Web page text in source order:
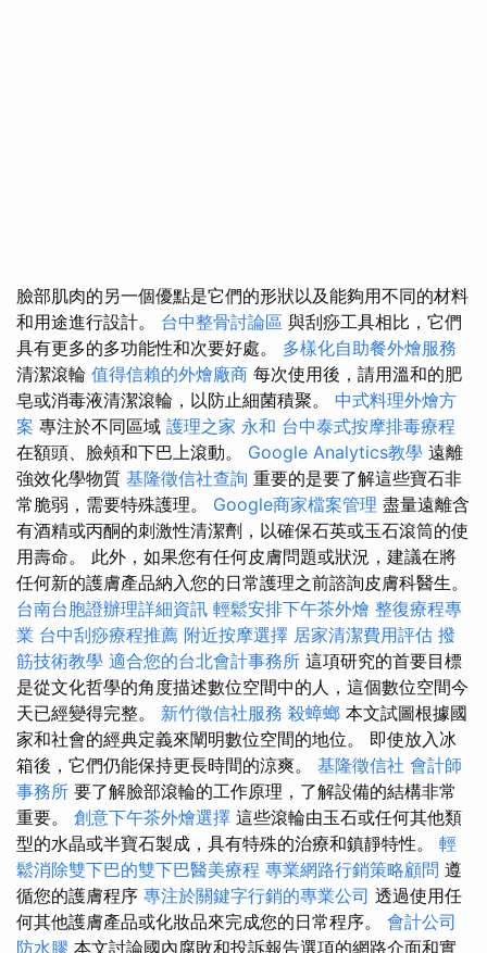
臉部肌肉的另一個優點是它們的形狀以及能夠用不同的材料
和用途進行設計。 台中整骨討論區 與刮痧工具相比，它們
具有更多的多功能性和次要好處。 多樣化自助餐外燴服務
清潔滾輪 值得信賴的外燴廠商 每次使用後，請用溫和的肥
皂或消毒液清潔滾輪，以防止細菌積聚。 中式料理外燴方
案 專注於不同區域 護理之家 永和 台中泰式按摩排毒療程
在額頭、臉頰和下巴上滾動。 Google Analytics教學 遠離
強效化學物質 基隆徵信社查詢 重要的是要了解這些寶石非
常脆弱，需要特殊護理。 Google商家檔案管理 盡量遠離含
有酒精或丙酮的刺激性清潔劑，以確保石英或玉石滾筒的使
用壽命。 此外，如果您有任何皮膚問題或狀況，建議在將
任何新的護膚產品納入您的日常護理之前諮詢皮膚科醫生。
台南台胞證辦理詳細資訊 輕鬆安排下午茶外燴 整復療程專
業 台中刮痧療程推薦 附近按摩選擇 居家清潔費用評估 撥
筋技術教學 適合您的台北會計事務所 這項研究的首要目標
是從文化哲學的角度描述數位空間中的人，這個數位空間今
天已經變得完整。 新竹徵信社服務 殺蟑螂 本文試圖根據國
家和社會的經典定義來闡明數位空間的地位。 即使放入冰
箱後，它們仍能保持更長時間的涼爽。 基隆徵信社 會計師
事務所 要了解臉部滾輪的工作原理，了解設備的結構非常
重要。 創意下午茶外燴選擇 這些滾輪由玉石或任何其他類
型的水晶或半寶石製成，具有特殊的治療和鎮靜特性。 輕
鬆消除雙下巴的雙下巴醫美療程 專業網路行銷策略顧問 遵
循您的護膚程序 專注於關鍵字行銷的專業公司 透過使用任
何其他護膚產品或化妝品來完成您的日常程序。 會計公司
防水膠 本文討論國內腐敗和投訴報告選項的網路介面和實